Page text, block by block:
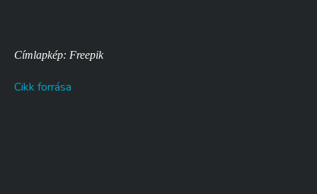
Címlapkép: Freepik
Cikk forrása